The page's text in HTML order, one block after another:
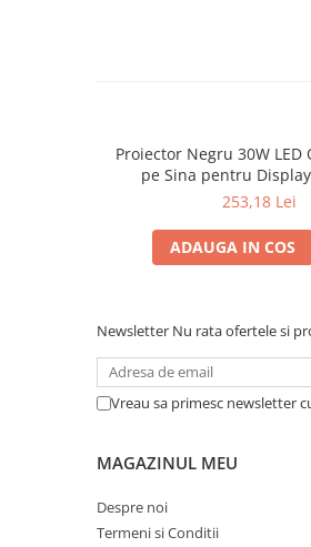
Proiector Negru 30W LED
pe Sina pentru
253,18 Lei
ADAUGA IN COS
Newsletter Nu rata ofertele si
Vreau sa primesc newsletter
MAGAZINUL MEU
Despre noi
Termeni si Conditii